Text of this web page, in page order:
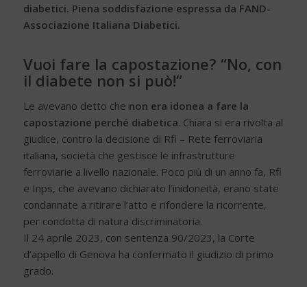
diabetici. Piena soddisfazione espressa da FAND-
Associazione Italiana Diabetici.
Vuoi fare la capostazione? “No, con
il diabete non si può!”
Le avevano detto che non era idonea a fare la
capostazione perché diabetica. Chiara si era rivolta al
giudice, contro la decisione di Rfi – Rete ferroviaria
italiana, società che gestisce le infrastrutture
ferroviarie a livello nazionale. Poco più di un anno fa, Rfi
e Inps, che avevano dichiarato l’inidoneità, erano state
condannate a ritirare l’atto e rifondere la ricorrente,
per condotta di natura discriminatoria.
Il 24 aprile 2023, con sentenza 90/2023, la Corte
d’appello di Genova ha confermato il giudizio di primo
grado.